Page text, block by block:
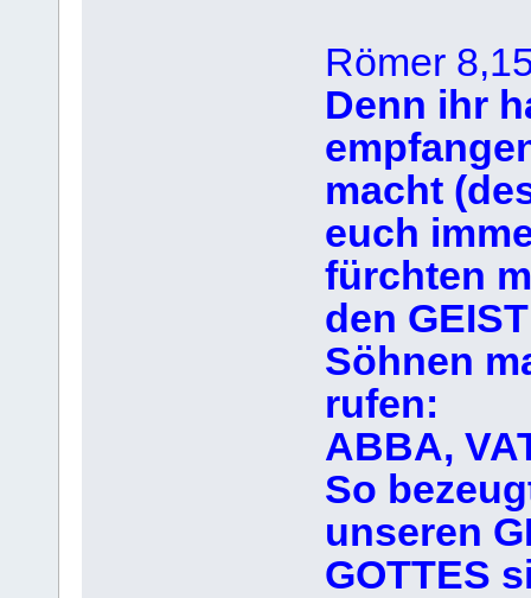
Römer
Denn ihr
macht
euch
fürchten
den
Söhnen
rufen:
ABBA,
So
unseren
GOTTES